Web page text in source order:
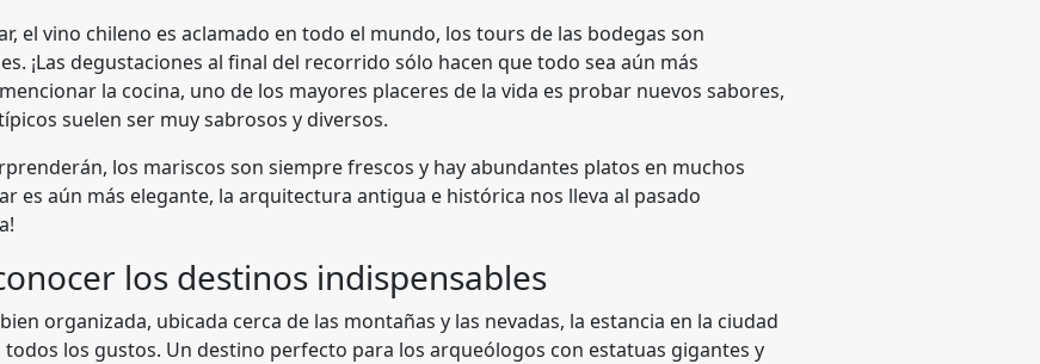
el vino chileno es aclamado en todo el mundo, los tours de las bodegas son
¡Las degustaciones al final del recorrido sólo hacen que todo sea aún más
la cocina, uno de los mayores placeres de la vida es probar nuevos sabores,
suelen ser muy sabrosos y diversos.
los mariscos son siempre frescos y hay abundantes platos en muchos
es aún más elegante, la arquitectura antigua e histórica nos lleva al pasado
los destinos indispensables
organizada, ubicada cerca de las montañas y las nevadas, la estancia en la ciudad
los gustos. Un destino perfecto para los arqueólogos con estatuas gigantes y